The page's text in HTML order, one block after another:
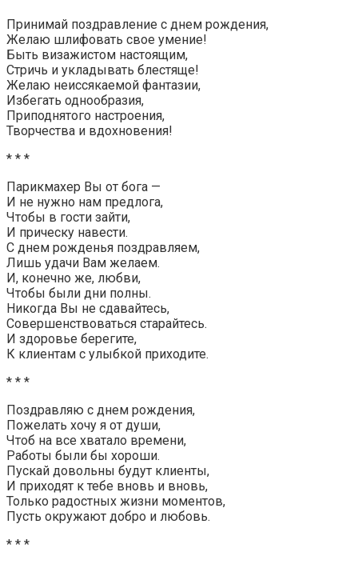
Принимай поздравление с днем рождения,
Желаю шлифовать свое умение!
Быть визажистом настоящим,
Стричь и укладывать блестяще!
Желаю неиссякаемой фантазии,
Избегать однообразия,
Приподнятого настроения,
Творчества и вдохновения!
* * *
Парикмахер Вы от бога —
И не нужно нам предлога,
Чтобы в гости зайти,
И прическу навести.
С днем рожденья поздравляем,
Лишь удачи Вам желаем.
И, конечно же, любви,
Чтобы были дни полны.
Никогда Вы не сдавайтесь,
Совершенствоваться старайтесь.
И здоровье берегите,
К клиентам с улыбкой приходите.
* * *
Поздравляю с днем рождения,
Пожелать хочу я от души,
Чтоб на все хватало времени,
Работы были бы хороши.
Пускай довольны будут клиенты,
И приходят к тебе вновь и вновь,
Только радостных жизни моментов,
Пусть окружают добро и любовь.
* * *